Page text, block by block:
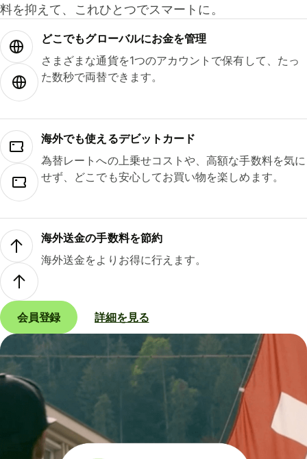
料を抑えて、これひとつでスマートに。
どこでもグ⁠ロ⁠ー⁠バ⁠ルにお金を管理
さまざまな通貨を1つのアカウントで保有して、たっ
た数秒で両替できます。
海外でも使えるデビットカード
為替レートへの上乗せコストや、高額な手数料を気に
せず、どこでも安心してお買い物を楽しめます。
海外送金の手数料を節約
海外送金をよりお得に行えます。
会員登録 詳細を見る